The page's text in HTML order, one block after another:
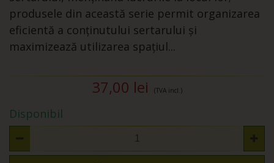
produsele din această serie permit organizarea
eficientă a conținutului sertarului și
maximizează utilizarea spațiul...
37,00 lei (TVA incl.)
Disponibil